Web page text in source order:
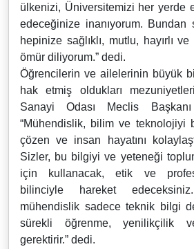
ülkenizi, Üniversitemizi her yerde
edeceğinize inanıyorum. Bundan
hepinize sağlıklı, mutlu, hayırlı
ömür diliyorum.” dedi.
Öğrencilerin ve ailelerinin büyük
hak etmiş oldukları
Sanayi Odası Meclis
“Mühendislik, bilim ve teknolojiyi
çözen ve insan hayatını
Sizler, bu bilgiyi ve yeteneği
için kullanacak, etik ve
bilinciyle hareket
mühendislik sadece teknik bilgi
sürekli öğrenme, yenilikçilik
gerektirir.” dedi.